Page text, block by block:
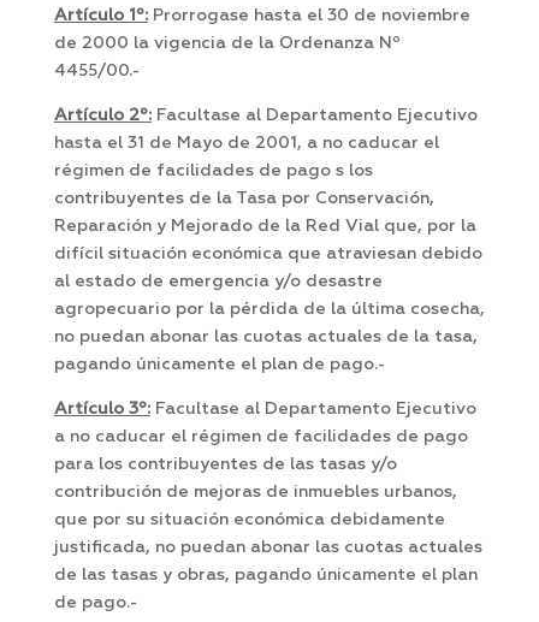
Artículo 1º:Prorrogase hasta el 30 de noviembre
de 2000 la vigencia de la Ordenanza Nº
4455/00.-
Artículo 2º:Facultase al Departamento Ejecutivo
hasta el 31 de Mayo de 2001, a no caducar el
régimen de facilidades de pago s los
contribuyentes de la Tasa por Conservación,
Reparación y Mejorado de la Red Vial que, por la
difícil situación económica que atraviesan debido
al estado de emergencia y/o desastre
agropecuario por la pérdida de la última cosecha,
no puedan abonar las cuotas actuales de la tasa,
pagando únicamente el plan de pago.-
Artículo 3º:Facultase al Departamento Ejecutivo
a no caducar el régimen de facilidades de pago
para los contribuyentes de las tasas y/o
contribución de mejoras de inmuebles urbanos,
que por su situación económica debidamente
justificada, no puedan abonar las cuotas actuales
de las tasas y obras, pagando únicamente el plan
de pago.-